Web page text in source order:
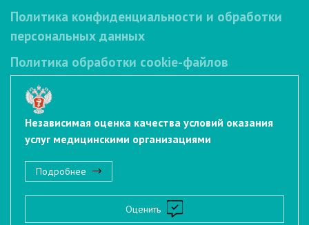
Политика конфиденциальности и обработки
персональных данных
Политика обработки cookie-файлов
Независимая оценка качества условий оказания
услуг медицинскими организациями
Подробнее
Оценить